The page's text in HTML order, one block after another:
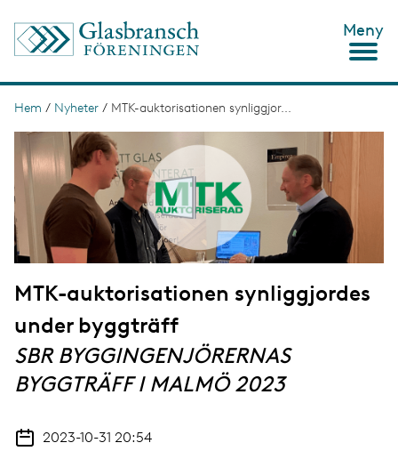
Meny
L
n
k
s
t
g
Hem / Nyheter / MTK-auktorisationen synliggjor...
m
g
e
MTK-auktorisationen synliggjordes
under byggträff
SBR BYGGINGENJÖRERNAS
BYGGTRÄFF I MALMÖ 2023
2023-10-31 20:54